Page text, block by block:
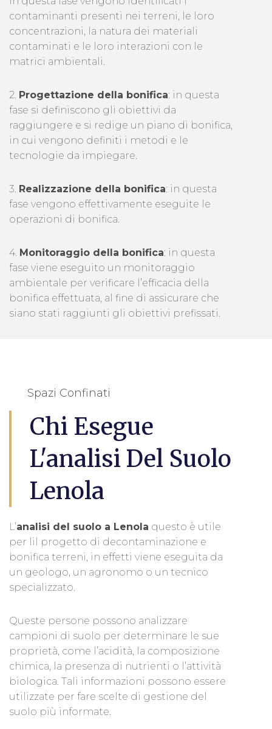
contaminanti presenti nei terreni, le loro
concentrazioni, la natura dei materiali
contaminati e le loro interazioni con le
matrici ambientali.
2. Progettazione della bonifica: in questa
fase si definiscono gli obiettivi da
raggiungere e si redige un piano di bonifica,
in cui vengono definiti i metodi e le
tecnologie da impiegare.
3. Realizzazione della bonifica: in questa
fase vengono effettivamente eseguite le
operazioni di bonifica.
4. Monitoraggio della bonifica: in questa
fase viene eseguito un monitoraggio
ambientale per verificare l’efficacia della
bonifica effettuata, al fine di assicurare che
siano stati raggiunti gli obiettivi prefissati.
Spazi Confinati
Chi Esegue
L'analisi Del Suolo
Lenola
L’analisi del suolo a Lenola questo è utile
per lil progetto di decontaminazione e
bonifica terreni, in effetti viene eseguita da
un geologo, un agronomo o un tecnico
specializzato.
Queste persone possono analizzare
campioni di suolo per determinare le sue
proprietà, come l’acidità, la composizione
chimica, la presenza di nutrienti o l’attività
biologica. Tali informazioni possono essere
utilizzate per fare scelte di gestione del
suolo più informate.